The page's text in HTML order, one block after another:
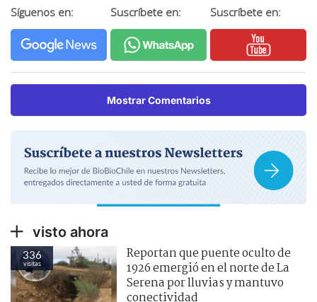
Síguenos en: Suscríbete en: Suscríbete en:
Mostrar Comentarios
visto ahora
336
visitas
Reportan que puente oculto de
1926 emergió en el norte de La
Serena por lluvias y mantuvo
conectividad